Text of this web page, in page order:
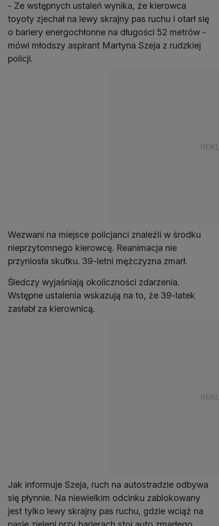
- Ze wstępnych ustaleń wynika, że kierowca
toyoty zjechał na lewy skrajny pas ruchu i otarł się
o bariery energochłonne na długości 52 metrów -
mówi młodszy aspirant Martyna Szeja z rudzkiej
policji.
Wezwani na miejsce policjanci znaleźli w środku
nieprzytomnego kierowcę. Reanimacja nie
przyniosła skutku. 39-letni mężczyzna zmarł.
Śledczy wyjaśniają okoliczności zdarzenia.
Wstępne ustalenia wskazują na to, że 39-latek
zasłabł za kierownicą.
Jak informuje Szeja, ruch na autostradzie odbywa
się płynnie. Na niewielkim odcinku zablokowany
jest tylko lewy skrajny pas ruchu, gdzie wciąż na